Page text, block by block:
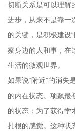
切断关系是可以理解
进步，从来不是靠一
的关键，是积极建设
察身边的人和事，在
生活的微观世界。
如果说“附近”的消失
的内在状态。项飙最
的状态：为了获得学
扎根的感觉。这种